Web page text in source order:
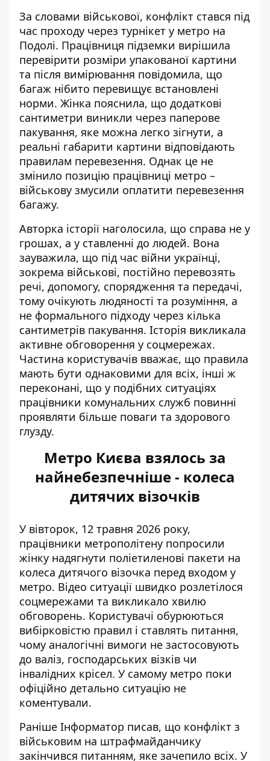
За словами військової, конфлікт стався під
час проходу через турнікет у метро на
Подолі. Працівниця підземки вирішила
перевірити розміри упакованої картини
та після вимірювання повідомила, що
багаж нібито перевищує встановлені
норми. Жінка пояснила, що додаткові
сантиметри виникли через паперове
пакування, яке можна легко зігнути, а
реальні габарити картини відповідають
правилам перевезення. Однак це не
змінило позицію працівниці метро –
військову змусили оплатити перевезення
багажу.
Авторка історії наголосила, що справа не у
грошах, а у ставленні до людей. Вона
зауважила, що під час війни українці,
зокрема військові, постійно перевозять
речі, допомогу, спорядження та передачі,
тому очікують людяності та розуміння, а
не формального підходу через кілька
сантиметрів пакування. Історія викликала
активне обговорення у соцмережах.
Частина користувачів вважає, що правила
мають бути однаковими для всіх, інші ж
переконані, що у подібних ситуаціях
працівники комунальних служб повинні
проявляти більше поваги та здорового
глузду.
Метро Києва взялось за
найнебезпечніше - колеса
дитячих візочків
У вівторок, 12 травня 2026 року,
працівники метрополітену попросили
жінку надягнути поліетиленові пакети на
колеса дитячого візочка перед входом у
метро. Відео ситуації швидко розлетілося
соцмережами та викликало хвилю
обговорень. Користувачі обурюються
вибірковістю правил і ставлять питання,
чому аналогічні вимоги не застосовують
до валіз, господарських візків чи
інвалідних крісел. У самому метро поки
офіційно детально ситуацію не
коментували.
Раніше Інформатор писав, що конфлікт з
військовим на штрафмайданчику
закінчився питанням, яке зачепило всіх. У